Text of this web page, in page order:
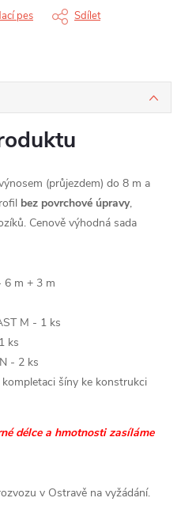
pes Sdílet
(průjezdem) do 8 m a
bez povrchové úpravy,
Cenově výhodná sada
6 m + 3 m
M - 1 ks
ks
- 2 ks
šíny ke konstrukci
délce a hmotnosti zasíláme
v Ostravě na vyžádání.